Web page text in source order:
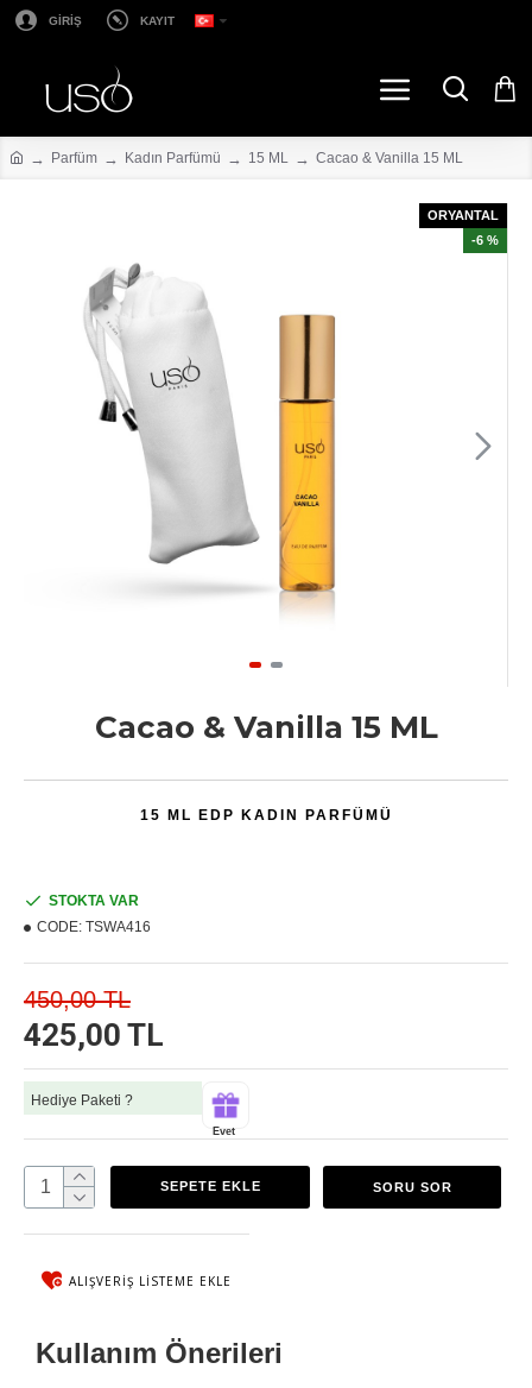
GİRİŞ KAYIT
Parfüm Kadın Parfümü 15 ML Cacao & Vanilla 15 ML
ORYANTAL
-6 %
Cacao & Vanilla 15 ML
15 ML EDP KADIN PARFÜMÜ
425,00 TL
450,00 TL
STOKTA VAR
CODE: TSWA416
Hediye Paketi ?
Evet
SEPETE EKLE SORU SOR
ALIŞVERIŞ LISTEME EKLE
Kullanım Önerileri